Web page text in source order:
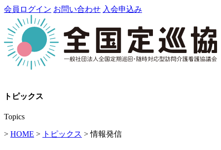
会員ログイン お問い合わせ 入会申込み
トピックス
Topics
> HOME > トピックス > 情報発信